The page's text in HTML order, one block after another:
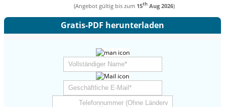
(Angebot gültig bis zum 15thAug 2026)
Gratis-PDF herunterladen